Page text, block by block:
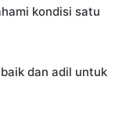
kondisi satu
dan adil untuk